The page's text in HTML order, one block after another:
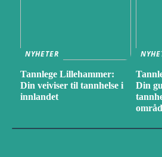
NYHETER
Tannlege Lillehammer:
Din veiviser til tannhelse i
innlandet
Din